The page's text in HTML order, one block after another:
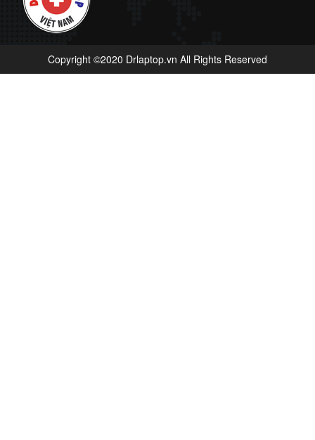
Copyright ©2020 Drlaptop.vn All Rights Reserved